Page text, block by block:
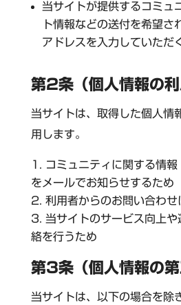
当サイトが提供するコミュ
ト情報などの送付を希望さ
アドレスを入力していただ
第2条（個人情報の利
当サイトは、取得した個人情
用します。
コミュニティに関する情
をメールでお知らせするため
利用者からのお問い合わせ
当サイトのサービス向上
絡を行うため
第3条（個人情報の第
当サイトは、以下の場合を除